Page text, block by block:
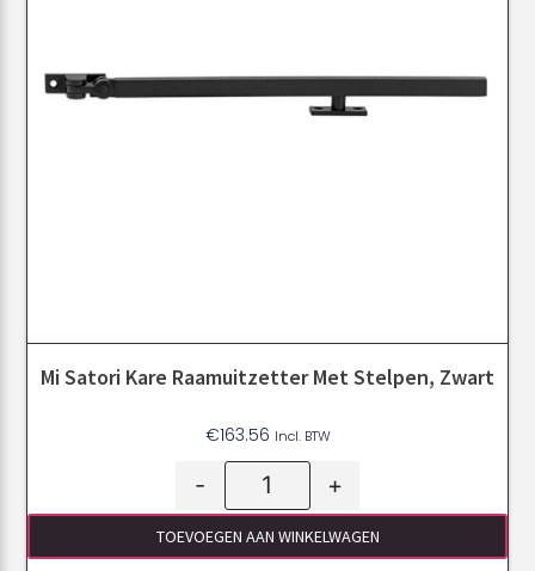
Mi Satori Kare Raamuitzetter Met Stelpen, Zwart
€163.56 Incl. BTW
- +
TOEVOEGEN AAN WINKELWAGEN